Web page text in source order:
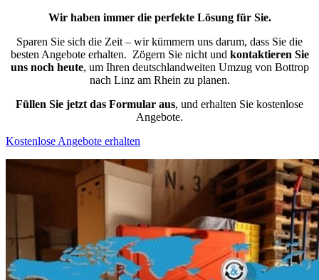
Wir haben immer die perfekte Lösung für Sie.
Sparen Sie sich die Zeit – wir kümmern uns darum, dass Sie die
besten Angebote erhalten. Zögern Sie nicht und kontaktieren Sie
uns noch heute, um Ihren deutschlandweiten Umzug von Bottrop
nach Linz am Rhein zu planen.
Füllen Sie jetzt das Formular aus, und erhalten Sie kostenlose
Angebote.
Kostenlose Angebote erhalten